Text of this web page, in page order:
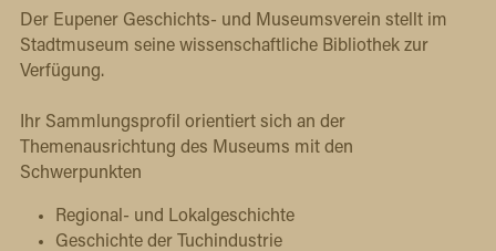
Der Eupener Geschichts- und Museumsverein stellt im
Stadtmuseum seine wissenschaftliche Bibliothek zur
Verfügung.
Ihr Sammlungsprofil orientiert sich an der
Themenausrichtung des Museums mit den
Schwerpunkten
Regional- und Lokalgeschichte
Geschichte der Tuchindustrie